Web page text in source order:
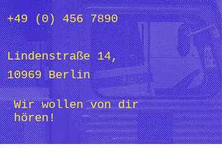
+49 (0) 456 7890
Lindenstraße 14,
10969 Berlin
Wir wollen von dir
hören!